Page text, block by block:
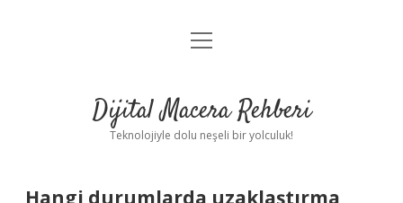
Anasayfa
Yasal Uyarı
menüyü
Dijital Macera Rehberi
Teknolojiyle dolu neşeli bir yolculuk!
Hangi durumlarda uzaklaştırma